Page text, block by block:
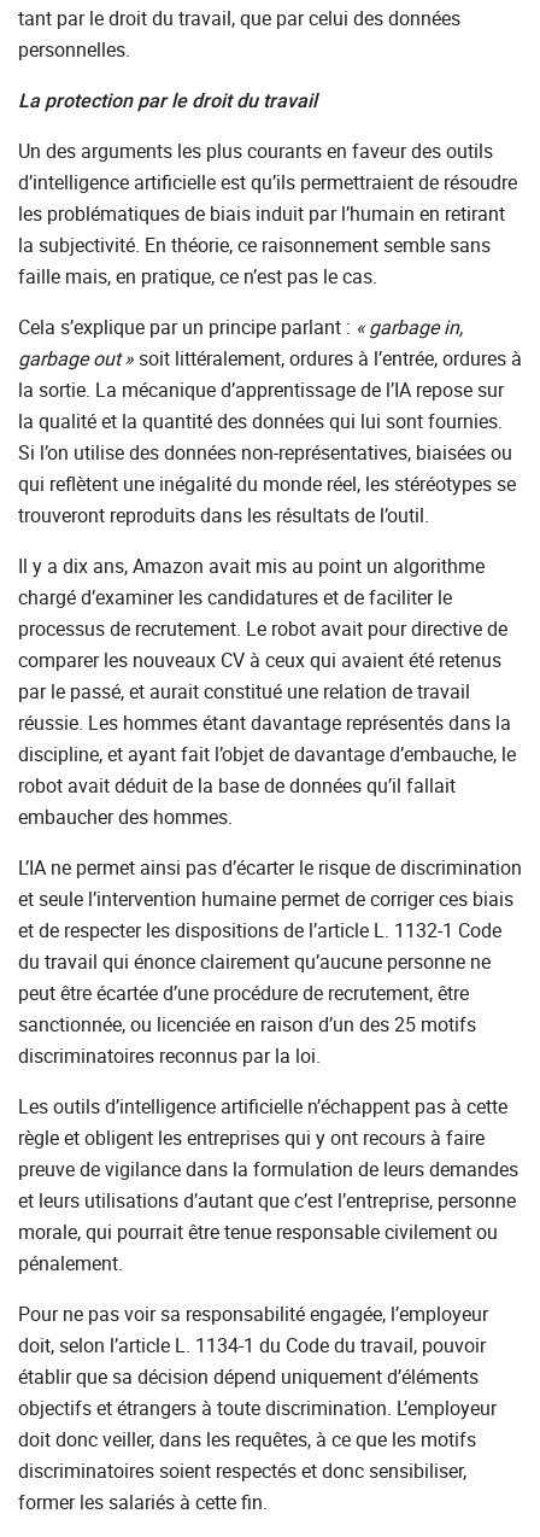
tant par le droit du travail, que par celui des données
personnelles.
La protection par le droit du travail
Un des arguments les plus courants en faveur des outils
d’intelligence artificielle est qu’ils permettraient de résoudre
les problématiques de biais induit par l’humain en retirant
la subjectivité. En théorie, ce raisonnement semble sans
faille mais, en pratique, ce n’est pas le cas.
Cela s’explique par un principe parlant : «garbage in,
garbage out»soit littéralement, ordures à l’entrée, ordures à
la sortie. La mécanique d’apprentissage de l’IA repose sur
la qualité et la quantité des données qui lui sont fournies.
Si l’on utilise des données non-représentatives, biaisées ou
qui reflètent une inégalité du monde réel, les stéréotypes se
trouveront reproduits dans les résultats de l’outil.
Il y a dix ans, Amazon avait mis au point un algorithme
chargé d’examiner les candidatures et de faciliter le
processus de recrutement. Le robot avait pour directive de
comparer les nouveaux CV à ceux qui avaient été retenus
par le passé, et aurait constitué une relation de travail
réussie. Les hommes étant davantage représentés dans la
discipline, et ayant fait l’objet de davantage d’embauche, le
robot avait déduit de la base de données qu’il fallait
embaucher des hommes.
L’IA ne permet ainsi pas d’écarter le risque de discrimination
et seule l’intervention humaine permet de corriger ces biais
et de respecter les dispositions de l’article L. 1132-1 Code
du travail qui énonce clairement qu’aucune personne ne
peut être écartée d’une procédure de recrutement, être
sanctionnée, ou licenciée en raison d’un des 25 motifs
discriminatoires reconnus par la loi.
Les outils d’intelligence artificielle n’échappent pas à cette
règle et obligent les entreprises qui y ont recours à faire
preuve de vigilance dans la formulation de leurs demandes
et leurs utilisations d’autant que c’est l’entreprise, personne
morale, qui pourrait être tenue responsable civilement ou
pénalement.
Pour ne pas voir sa responsabilité engagée, l’employeur
doit, selon l’article L. 1134-1 du Code du travail, pouvoir
établir que sa décision dépend uniquement d’éléments
objectifs et étrangers à toute discrimination. L’employeur
doit donc veiller, dans les requêtes, à ce que les motifs
discriminatoires soient respectés et donc sensibiliser,
former les salariés à cette fin.